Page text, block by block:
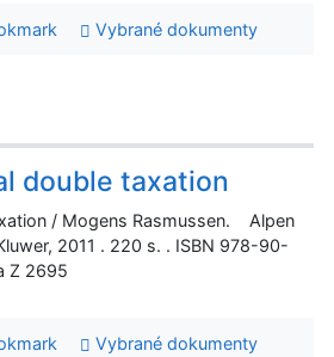
Vybrané dokumenty
double taxation
/ Mogens Rasmussen. Alpen
2011 . 220 s. . ISBN 978-90-
Z 2695
Vybrané dokumenty